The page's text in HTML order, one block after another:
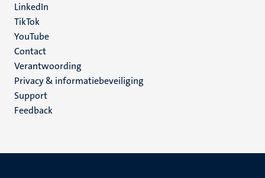
LinkedIn
TikTok
YouTube
Menu
footer
(NL)
Contact
Verantwoording
Privacy & informatiebeveiliging
Support
Feedback